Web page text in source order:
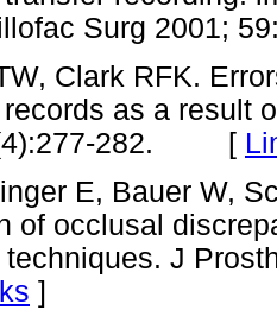
Surg
Clark RFK.
as a result
282. [
E, Bauer W,
of occlusal
J
]